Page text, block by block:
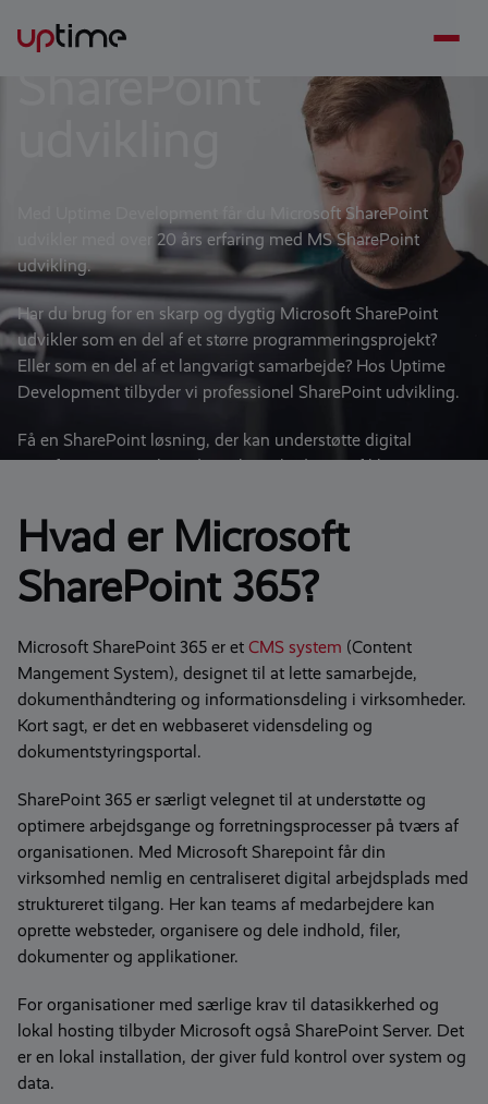
Microsoft
Med Uptime Development får du Microsoft SharePoint
udvikler med over 20 års erfaring med MS SharePoint
udvikling.
Har du brug for en skarp og dygtig Microsoft SharePoint
udvikler som en del af et større programmeringsprojekt?
Eller som en del af et langvarigt samarbejde? Hos Uptime
Development tilbyder vi professionel SharePoint udvikling.
Få en SharePoint løsning, der kan understøtte digital
transformation og løse din virksomheds specifikke
Hvad er Microsoft
SharePoint 365?
Microsoft SharePoint 365 er et CMS system (Content
Mangement System), designet til at lette samarbejde,
dokumenthåndtering og informationsdeling i virksomheder.
Kort sagt, er det en webbaseret vidensdeling og
dokumentstyringsportal.
SharePoint 365 er særligt velegnet til at understøtte og
optimere arbejdsgange og forretningsprocesser på tværs af
organisationen. Med Microsoft Sharepoint får din
virksomhed nemlig en centraliseret digital arbejdsplads med
struktureret tilgang. Her kan teams af medarbejdere kan
oprette websteder, organisere og dele indhold, filer,
dokumenter og applikationer.
For organisationer med særlige krav til datasikkerhed og
lokal hosting tilbyder Microsoft også SharePoint Server. Det
er en lokal installation, der giver fuld kontrol over system og
data.